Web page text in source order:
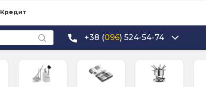
Кредит
+38 (096) 524-54-74